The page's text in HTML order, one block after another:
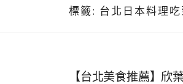
標籤: 台北日本料理
【台北美食推薦】欣